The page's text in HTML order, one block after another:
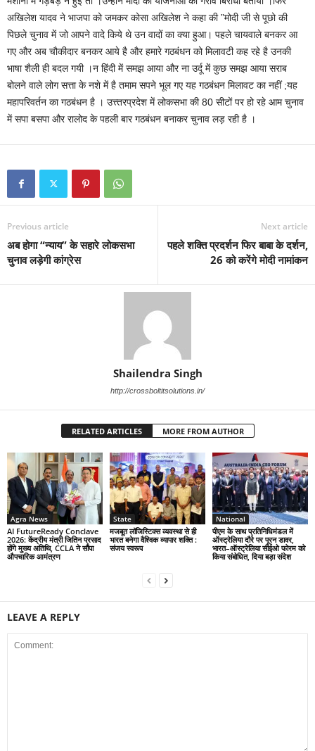
अखिलेश यादव ने भाजपा को जमकर कोसा अखिलेश ने कहा की ”मोदी जी से पूछो की
पिछले चुनाव में जो आपने वादे किये थे उन वादों का क्या हुआ। पहले चायवाले बनकर आ
गए और अब चौकीदार बनकर आये है और हमारे गठबंधन को मिलावटी कह रहे है उनकी
भाषा शैली ही बदल गयी ।न हिंदी में समझ आया और ना उर्दू में कुछ समझ आया सराब
बोलने वाले लोग सत्ता के नशे में है तमाम सपने भूल गए यह गठबंधन मिलावट का नहीं ;यह
महापरिवर्तन का गठबंधन है । उत्त्तरप्रदेश में लोकसभा की 80 सीटों पर हो रहे आम चुनाव
में सपा बसपा और रालोद के पहली बार गठबंधन बनाकर चुनाव लड़ रही है ।
Previous article
अब होगा “न्याय” के सहारे लोकसभा
चुनाव लड़ेगी कांग्रेस
Next article
पहले शक्ति प्रदर्शन फिर बाबा के दर्शन,
26 को करेंगे मोदी नामांकन
Shailendra Singh
http://crossboltitsolutions.in/
RELATED ARTICLES MORE FROM AUTHOR
Agra News
AI FutureReady Conclave
2026: केंद्रीय मंत्री जितिन प्रसाद
होंगे मुख्य अतिथि, CCLA ने सौंपा
औपचारिक आमंत्रण
State
मजबूत लॉजिस्टिक्स व्यवस्था से ही
भारत बनेगा वैश्विक व्यापार शक्ति :
संजय स्वरूप
National
पीएम के साथ प्रतिनिधिमंडल में
ऑस्ट्रेलिया दौरे पर पूरन डावर,
भारत–ऑस्ट्रेलिया सीईओ फोरम को
किया संबोधित, दिया बड़ा संदेश
LEAVE A REPLY